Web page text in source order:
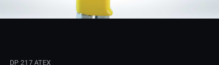
DP 217 ATEX